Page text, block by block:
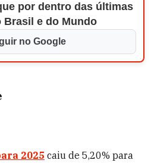
por dentro das últimas
Brasil e do Mundo
no Google
2025 caiu de 5,20% para